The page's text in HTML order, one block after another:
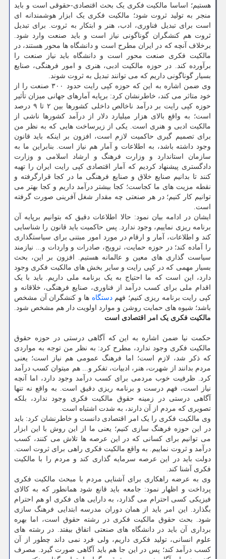
هستیم؛ اساسا مالکیت فکری یک بحث اقتصادی-حقوقی است و باید
منجر به تولید ثروت شود؛ مالکیت فکری یک ابزار هوشمندانه ای
است برای تبدیل فناوری، ادب، هنر و ابتکار به ثروت. برای تبدیل
ثروت هم کنشگران گوناگونی نیاز است و باید صنعت وارد شود.
برخلاف آنچه که در ایران مطرح است و دانشگاه ها محور هستند، در
مالکیت فکری صنعت محور است و دانشگاه باید نیاز صنعت را
برآورده کند. در حوزه مالکیت ادبی، هنری و امور فرهنگی، صنایع
بسیار گوناگونی داریم که می توانند تبدیل به ثروت شوند.
وی ضمن اشاره به این که حوزه کپی رایت حدود ۳۰۰ صنعت را از
خود متاثر می کند، خاطرنشان کرد: برپایه آمارهای جهانی میزان تأثیر
حوزه کپی رایت بر درآمد ناخالص داخلی کشورها بین ۲ تا ۹ درصد
است؛ به واقع بالای هزار میلیارد دلار از درآمد کشورها ناشی از
مالکیت ادبی و هنری است. یکی از زیرساخت هایی که به نظر من
برای تصمیم گیری حاکمیت لازم است، افزون بر اینکه باید قانون
وجود داشته باشد، به اطلاعات و آمار هم نیاز است. بنابراین ما به
سازمان استاندارد و وزارت فرهنگ و ارشاد اسلامی و وزارت
دادگستری پیشنهاد کردیم که آمار اقتصادی کپی رایت ایران را تهیه
کنند تا بدانیم صنایع خلاق و صنایع فرهنگی ما در کجا قرارگرفته و
نقطه مزیت های ما کجاست؛ کجا بیشتر درآمد داریم و کجا بهتر می
توانیم کار کنیم؛ در هر صنعتی چه مقدار شغل آفرینی صورت گرفته
است.
ایشان در ادامه بیان نمود: حالا اطلاعات دقیق که بتوانیم برپایه آن
برنامه ریزی نماییم، وجود ندارد. پس حاکمیت باید قانون را شناسایی
کند و اطلاعات، آمار و ارقام در مورد امور مبتنی برای سیاستگذاری
را آماده کند؛ در حوزه حمایت، ترویج، صادرات و واردات و... نیازمند
سیاست گذاری های معین و عالمانه هستیم. افزون بر این، بحث
بسیار مهمی که در کپی رایت و سایر بخش های مالکیت فکری وجود
دارد، این است که ما احتیاج به یک برنامه ملی داریم. باید با یک
اقدام ملی برای کسب درآمد از فناوری، صنایع فرهنگی، خلاقانه و
کپی رایت برنامه ریزی کنیم؛ فهمدستگاه ها و کنشگران آن مشخص
باشد؛ شیوه های حمایت روشن و موارد اولویت دار هم مشخص شود.
مالکیت فکری یک امر اقتصادی است
حکمت نیا ضمن اشاره به این که آگاهی درستی در حوزه حقوق
مالکیت فکری وجود ندارد، مطرح کرد: به نظر من توجه به مواردی
که ذکر شد، لازم است؛ اما فرهنگ عمومی هم نیاز است؛ یعنی
مردم بدانند از شهرت، هنر، ادبیات، تفکر و... هم میتوان کسب درآمد
کرد. ظرفیت خوب مردمی برای کسب درآمد وجود دارد، اما آنچه
نیاز است، فهم درست و برنامه ریزی دقیق است. به واقع نه تنها
آگاهی درستی در زمینه حقوق مالکیت فکری وجود ندارد، بلکه
تصویری که مردم از آن دارند، به شدت اشتباه است.
وی مالکیت فکری را یک امر اقتصادی دانست و خاطرنشان کرد: باید
در این حوزه فرهنگ سازی کنیم؛ یعنی ما از این روش با این ابزار
می توانیم برای کسانی که در این عرصه ها تلاش می کنند، کسب
درآمد و ثروت نماییم. به واقع مالکیت فکری راهی برای ثروت است.
دولت باید در این عرصه سرمایه گذاری کند و مردم را با مالکیت
فکری آشنا کند.
وی به عرضه راهکاری برای آشنایی مردم با مبحث مالکیت فکری
پرداخت و اظهار نمود: جامعه باید قانع شود همانطور که به کالای
فیزیکی کسی احترام می گذارد، به دارایی های فکری او هم احترام
بگذارد. این امر باید از همان دوران مدرسه ابتدایی فرهنگ سازی
شود. بحث حقوق مالکیت فکری در رشته حقوق است، اما بهره
برداری آن باید در دانشگاه های صنعتی اتفاق بیفتد. در رشته های
علوم انسانی، تولید فکری داریم، ولی فرد نمی داند چطور از آن
کسب درآمد کند؛ پس در این جا هم باید آگاهی صورت گیرد. مصرف